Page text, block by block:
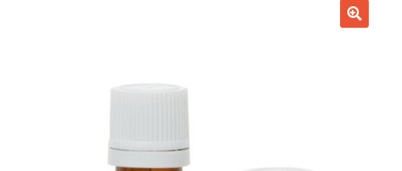
Obchodní podmínky